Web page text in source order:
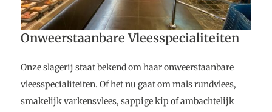
Onweerstaanbare Vleesspecialiteiten
Onze slagerij staat bekend om haar onweerstaanbare
vleesspecialiteiten. Of het nu gaat om mals rundvlees,
smakelijk varkensvlees, sappige kip of ambachtelijk